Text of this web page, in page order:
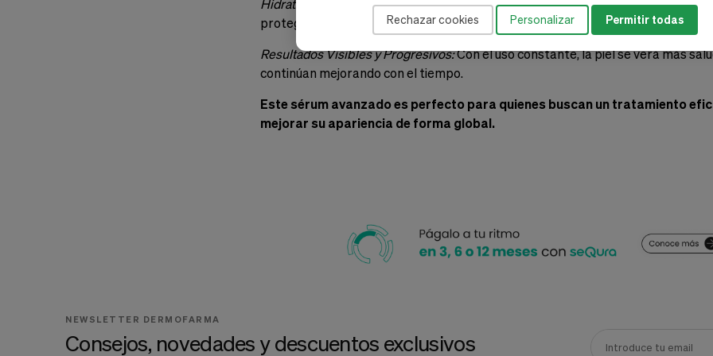
Rechazar cookies Personalizar Permitir todas
Hidratación y Protección: Ingredientes como Escualano, Niacinamida y Ácido
protegen la barrera cutánea y previenen la irritación, mejorando la tolerancia
Resultados Visibles y Progresivos:Con el uso constante, la piel se verá más
continúan mejorando con el tiempo.
Este sérum avanzado es perfecto para quienes buscan un tratamiento
mejorar su apariencia de forma global.
NEWSLETTER DERMOFARMA
Consejos, novedades y descuentos exclusivos